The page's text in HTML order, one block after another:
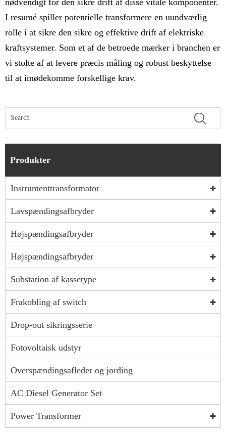
nødvendigt for den sikre drift af disse vitale komponenter.
I resumé spiller potentielle transformere en uundværlig
rolle i at sikre den sikre og effektive drift af elektriske
kraftsystemer. Som et af de betroede mærker i branchen er
vi stolte af at levere præcis måling og robust beskyttelse
til at imødekomme forskellige krav.
Produkter
Instrumenttransformator
Lavspændingsafbryder
Højspændingsafbryder
Højspændingsafbryder
Substation af kassetype
Frakobling af switch
Drop-out sikringsserie
Fotovoltaisk udstyr
Overspændingsafleder og jording
AC Diesel Generator Set
Power Transformer